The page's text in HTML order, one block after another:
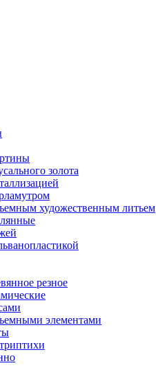
золота
художественным литьем
резное
элементами